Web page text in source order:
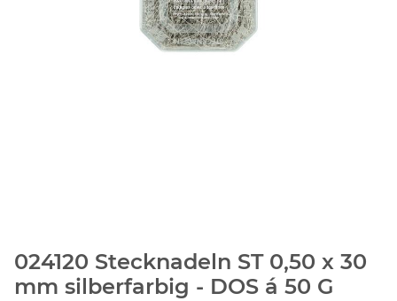
024120 Stecknadeln ST 0,50 x 30
mm silberfarbig - DOS á 50 G